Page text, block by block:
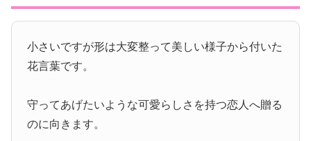
小さいですが形は大変整って美しい様子から付いた
花言葉です。
守ってあげたいような可愛らしさを持つ恋人へ贈る
のに向きます。